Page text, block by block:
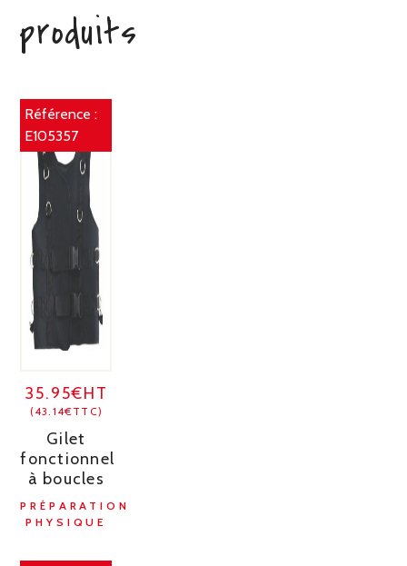
produits
Référence :
E105357
35.95€HT
(43.14€TTC)
Gilet
fonctionnel
à boucles
PRÉPARATION
PHYSIQUE